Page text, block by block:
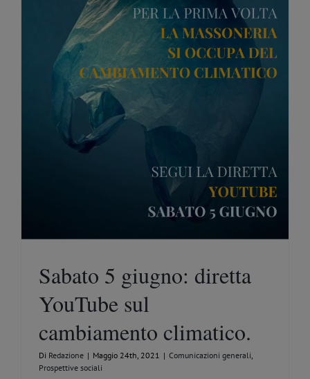
Sabato 5 giugno: diretta
YouTube sul
cambiamento climatico.
Di Redazione | Maggio 24th, 2021 | Comunicazioni generali,
Prospettive sociali